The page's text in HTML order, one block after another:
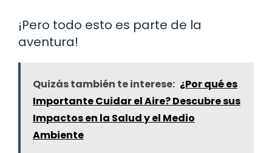
¡Pero todo esto es parte de la
aventura!
Quizás también te interese: ¿Por qué es
Importante Cuidar el Aire? Descubre sus
Impactos en la Salud y el Medio
Ambiente